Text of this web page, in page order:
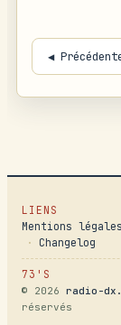
◀
LIENS
Mentions légales
·
Changelog
73'S
© 2026 radio-
réservés